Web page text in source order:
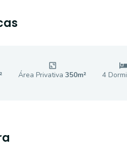
Área Privativa350m² 4